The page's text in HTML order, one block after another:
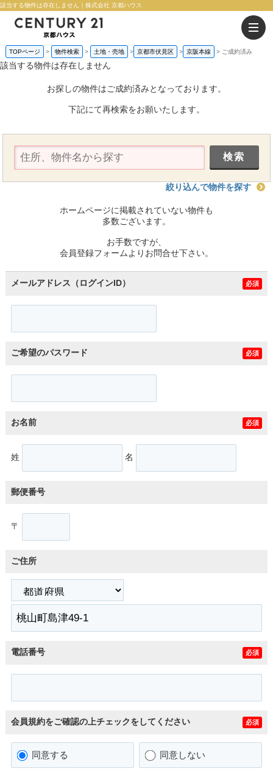
該当する物件は存在しません｜株式会社 京都ハウス
TOPページ 物件検索 土地・売地 京都市伏見区 京阪本線 ご成約済み
該当する物件は存在しません
お探しの物件はご成約済みとなっております。
下記にて再検索をお願いたします。
絞り込んで物件を探す
ホームページに掲載されていない物件も
多数ございます。
お手数ですが、
会員登録フォームよりお問合せ下さい。
メールアドレス（ログインID） 必須
ご希望のパスワード 必須
お名前 必須
姓 名
郵便番号
〒
ご住所
電話番号 必須
会員規約をご確認の上チェックをしてください 必須
同意する 同意しない